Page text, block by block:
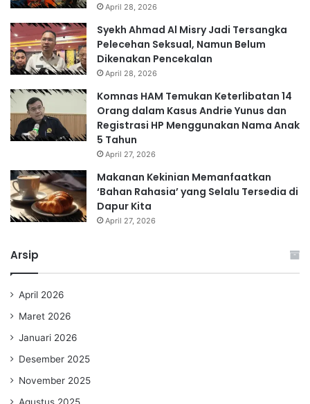
April 28, 2026
Syekh Ahmad Al Misry Jadi Tersangka
Pelecehan Seksual, Namun Belum
Dikenakan Pencekalan
April 28, 2026
Komnas HAM Temukan Keterlibatan 14
Orang dalam Kasus Andrie Yunus dan
Registrasi HP Menggunakan Nama Anak
5 Tahun
April 27, 2026
Makanan Kekinian Memanfaatkan
‘Bahan Rahasia’ yang Selalu Tersedia di
Dapur Kita
April 27, 2026
Arsip
April 2026
Maret 2026
Januari 2026
Desember 2025
November 2025